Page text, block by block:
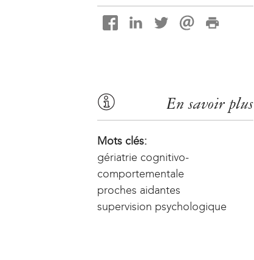
En savoir plus
Mots clés:
gériatrie cognitivo-
comportementale
proches aidantes
supervision psychologique